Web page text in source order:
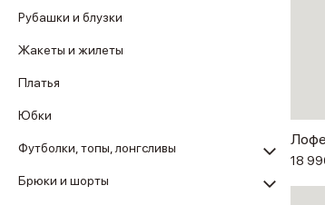
Рубашки и блузки
Жакеты и жилеты
Платья
Юбки
Футболки, топы, лонгсливы
Брюки и шорты
18